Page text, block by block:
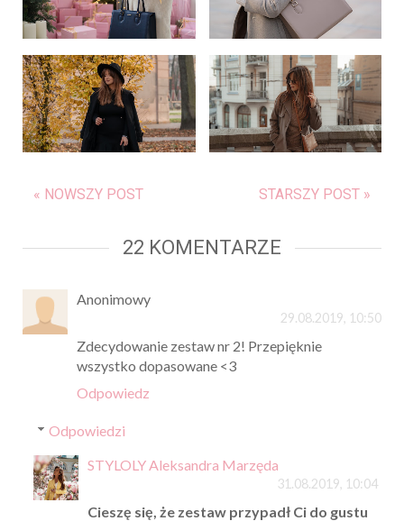
« NOWSZY POST STARSZY POST »
22 KOMENTARZE
Anonimowy
29.08.2019, 10:50
Zdecydowanie zestaw nr 2! Przepięknie
wszystko dopasowane <3
Odpowiedz
Odpowiedzi
STYLOLY Aleksandra Marzęda
31.08.2019, 10:04
Cieszę się, że zestaw przypadł Ci do gustu